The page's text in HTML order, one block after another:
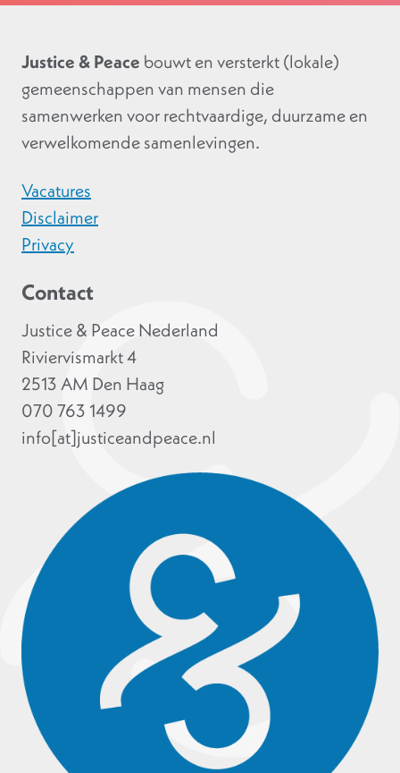
Justice & Peace bouwt en versterkt (lokale)
gemeenschappen van mensen die
samenwerken voor rechtvaardige, duurzame en
verwelkomende samenlevingen.
Vacatures
Disclaimer
Privacy
Contact
Justice & Peace Nederland
Riviervismarkt 4
2513 AM Den Haag
070 763 1499
info[at]justiceandpeace.nl